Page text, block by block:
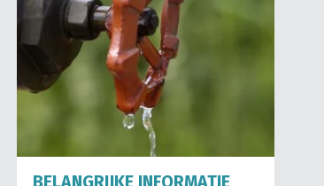
BELANGRIJKE INFORMATIE